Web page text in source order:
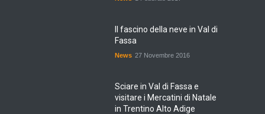
Il fascino della neve in Val di
Fassa
News 27 Novembre 2016
Sciare in Val di Fassa e
visitare i Mercatini di Natale
in Trentino Alto Adige